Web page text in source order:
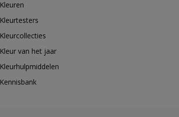
Kleuren
Kleurtesters
Kleurcollecties
Kleur van het jaar
Kleurhulpmiddelen
Kennisbank